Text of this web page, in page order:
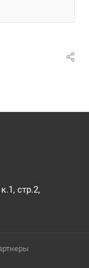
стр.2,